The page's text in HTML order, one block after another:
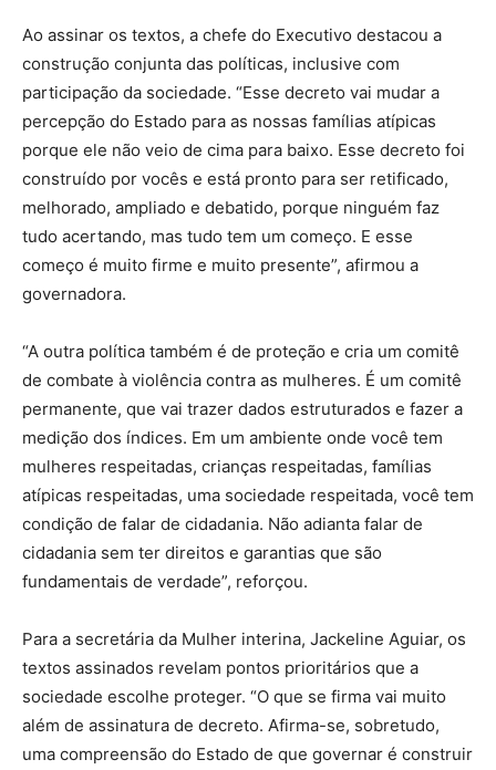
Ao assinar os textos, a chefe do Executivo destacou a
construção conjunta das políticas, inclusive com
participação da sociedade. “Esse decreto vai mudar a
percepção do Estado para as nossas famílias atípicas
porque ele não veio de cima para baixo. Esse decreto foi
construído por vocês e está pronto para ser retificado,
melhorado, ampliado e debatido, porque ninguém faz
tudo acertando, mas tudo tem um começo. E esse
começo é muito firme e muito presente”, afirmou a
governadora.
“A outra política também é de proteção e cria um comitê
de combate à violência contra as mulheres. É um comitê
permanente, que vai trazer dados estruturados e fazer a
medição dos índices. Em um ambiente onde você tem
mulheres respeitadas, crianças respeitadas, famílias
atípicas respeitadas, uma sociedade respeitada, você tem
condição de falar de cidadania. Não adianta falar de
cidadania sem ter direitos e garantias que são
fundamentais de verdade”, reforçou.
Para a secretária da Mulher interina, Jackeline Aguiar, os
textos assinados revelam pontos prioritários que a
sociedade escolhe proteger. “O que se firma vai muito
além de assinatura de decreto. Afirma-se, sobretudo,
uma compreensão do Estado de que governar é construir